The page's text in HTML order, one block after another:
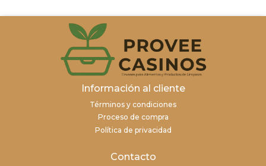
Información al cliente
Términos y condiciones
Proceso de compra
Política de privacidad
Contacto